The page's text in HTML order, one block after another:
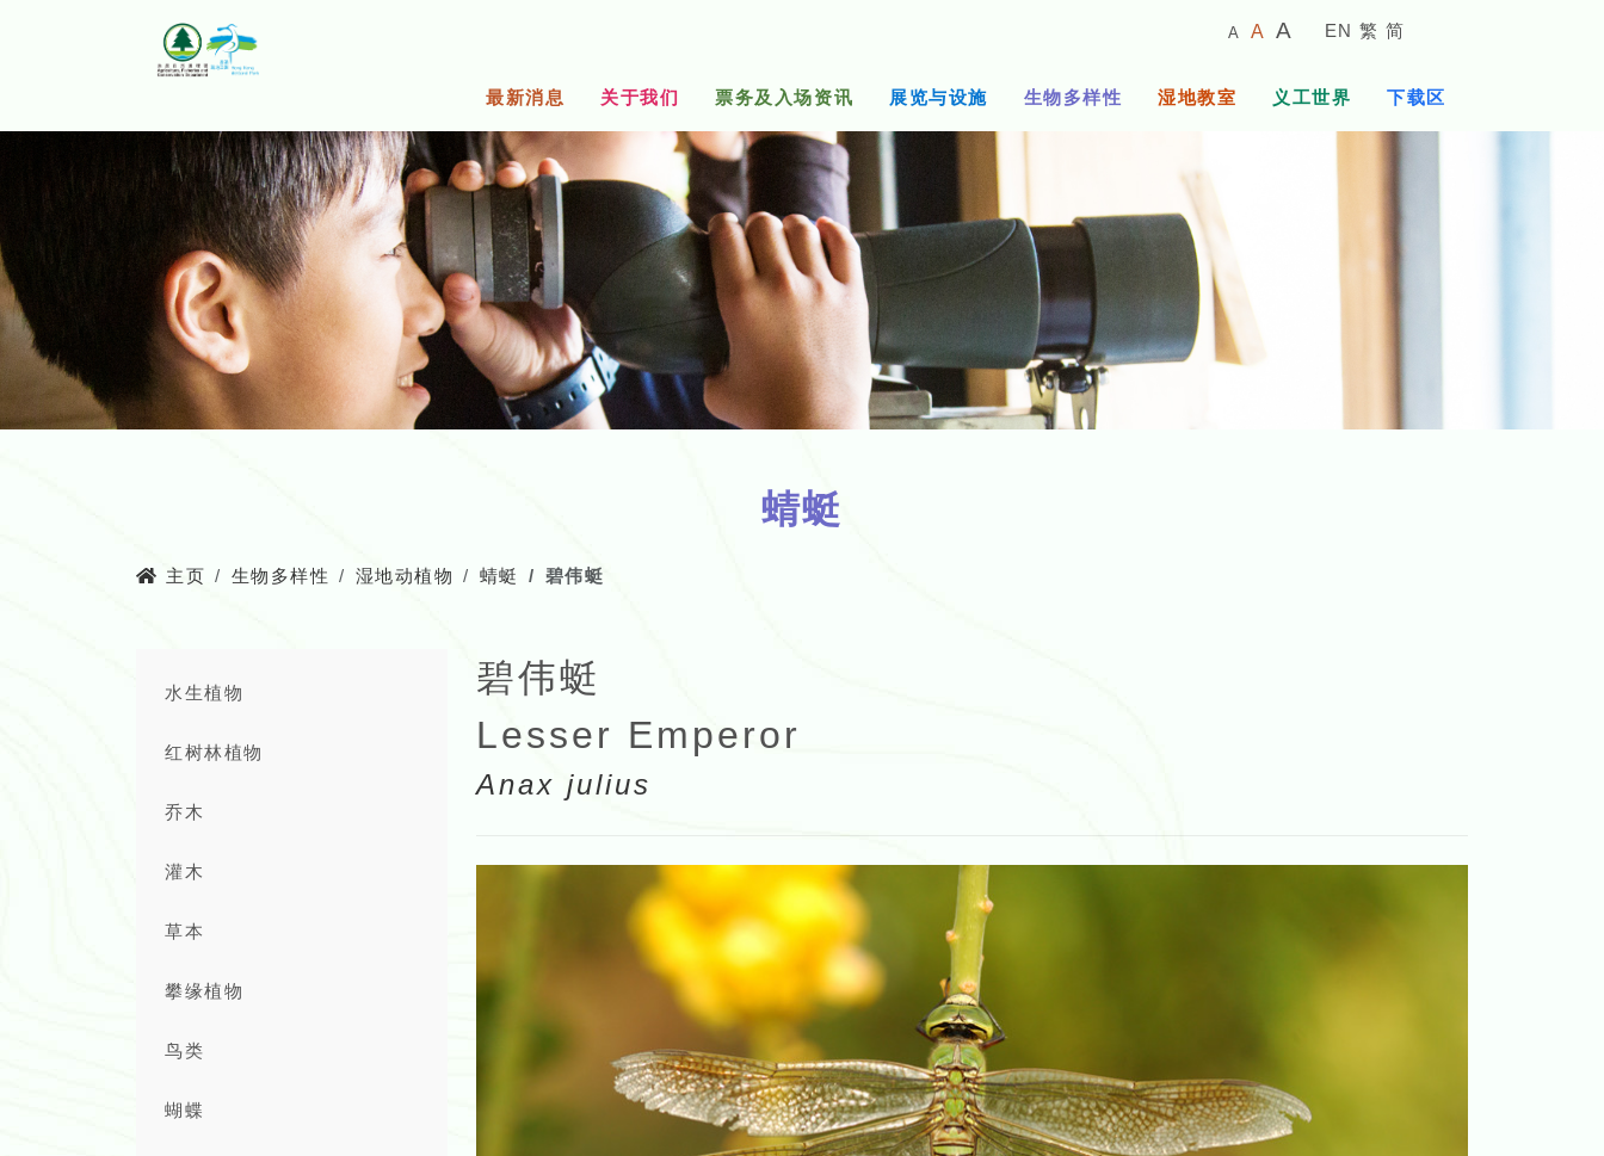
A
较
A
预
字
体
A
的
EN 繁 简
最新消息 关于我们 票务及入场资讯 展览与设施 生物多样性 湿地教室 义工世界 下载区
蜻蜓
主页 生物多样性 湿地动植物 蜻蜓 碧伟蜓
水生植物
红树林植物
乔木
灌木
草本
攀缘植物
鸟类
蝴蝶
碧伟蜓
Lesser Emperor
Anax julius